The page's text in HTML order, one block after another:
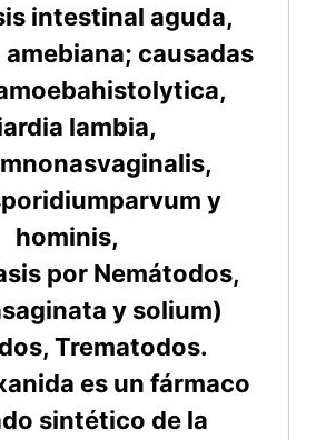
intestinal aguda,
causadas
lambia,
y
hominis,
por Nemátodos,
y solium)
Trematodos.
es un fármaco
sintético de la